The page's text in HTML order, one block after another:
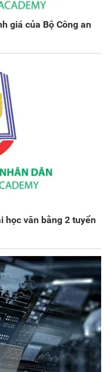
giá của Bộ Công an
học văn bằng 2 tuyển